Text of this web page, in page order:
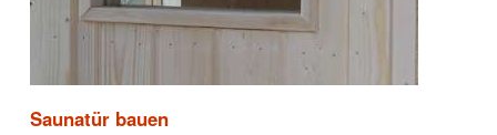
Saunatür bauen